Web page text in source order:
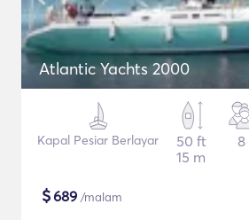
Atlantic Yachts 2000
Kapal Pesiar Berlayar
50 ft
15 m
8
$689 /malam